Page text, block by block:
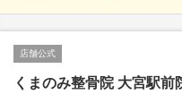
店舗公式
くまのみ整骨院 大宮駅前